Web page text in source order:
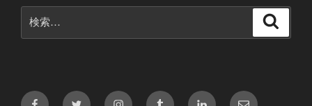
索:
FacebookX（Twitter）Instagramtumblr LInkedIn メ